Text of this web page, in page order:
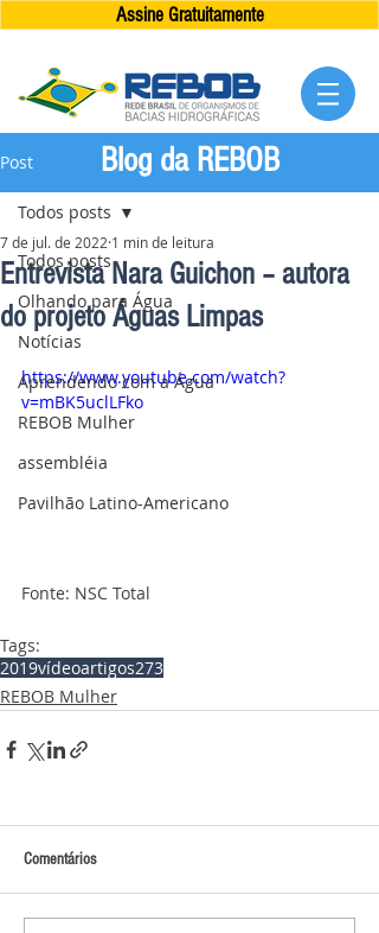
Assine Gratuitamente
Post
Todos posts
Olhando para Água
Notícias
Aprendendo com a Água
REBOB Mulher
assembléia
Pavilhão Latino-Americano
Todos posts
Entrevista Nara Guichon – autora
do projeto Águas Limpas
7 de jul. de 2022 1 min de leitura
https://www.youtube.com/watch?
v=mBK5uclLFko
Fonte: NSC Total
Tags:
2019vídeoartigos273
REBOB Mulher
Comentários
Blog da REBOB